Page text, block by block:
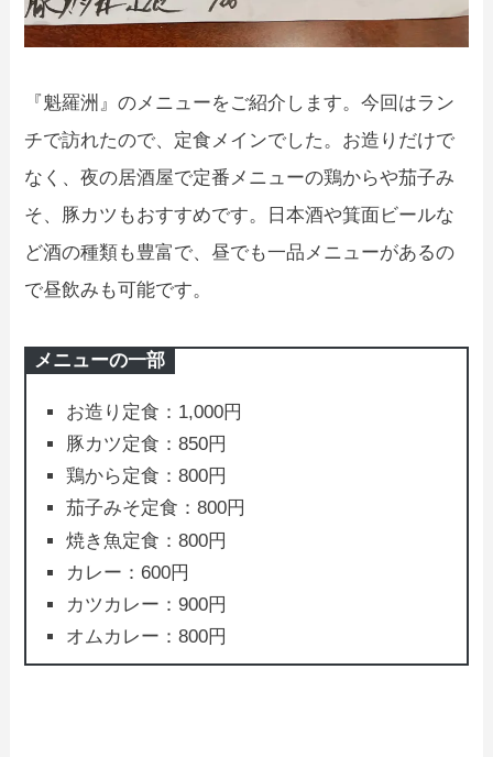
『魁羅洲』のメニューをご紹介します。今回はラン
チで訪れたので、定食メインでした。お造りだけで
なく、夜の居酒屋で定番メニューの鶏からや茄子み
そ、豚カツもおすすめです。日本酒や箕面ビールな
ど酒の種類も豊富で、昼でも一品メニューがあるの
で昼飲みも可能です。
メニューの一部
お造り定食：1,000円
豚カツ定食：850円
鶏から定食：800円
茄子みそ定食：800円
焼き魚定食：800円
カレー：600円
カツカレー：900円
オムカレー：800円